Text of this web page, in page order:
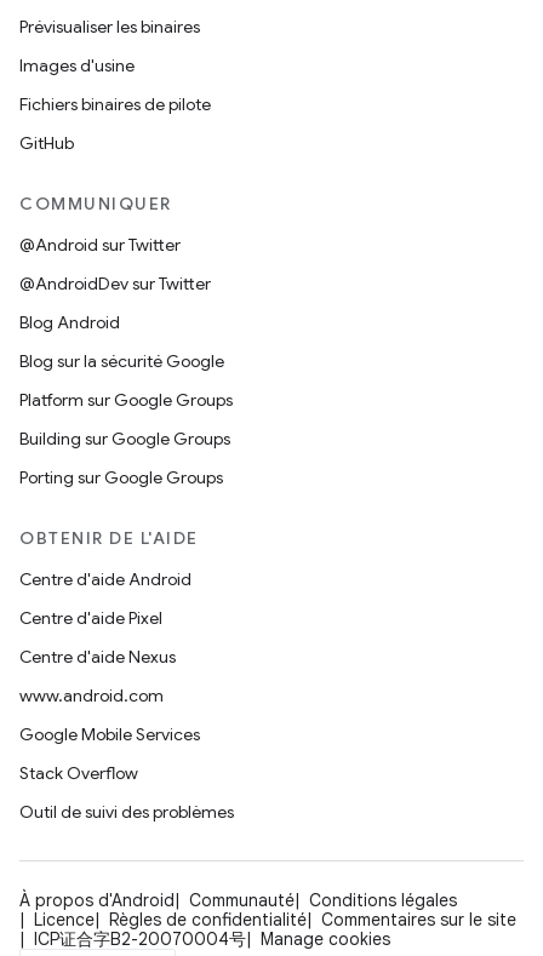
Prévisualiser les binaires
Images d'usine
Fichiers binaires de pilote
GitHub
COMMUNIQUER
@Android sur Twitter
@AndroidDev sur Twitter
Blog Android
Blog sur la sécurité Google
Platform sur Google Groups
Building sur Google Groups
Porting sur Google Groups
OBTENIR DE L'AIDE
Centre d'aide Android
Centre d'aide Pixel
Centre d'aide Nexus
www.android.com
Google Mobile Services
Stack Overflow
Outil de suivi des problèmes
À propos d'Android Communauté
Conditions légales
Licence
Règles de confidentialité
Commentaires sur le site
ICP证合字B2-20070004号
Manage cookies